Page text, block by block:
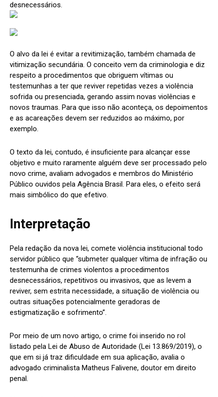
desnecessários.
O alvo da lei é evitar a revitimização, também chamada de
vitimização secundária. O conceito vem da criminologia e diz
respeito a procedimentos que obriguem vítimas ou
testemunhas a ter que reviver repetidas vezes a violência
sofrida ou presenciada, gerando assim novas violências e
novos traumas. Para que isso não aconteça, os depoimentos
e as acareações devem ser reduzidos ao máximo, por
exemplo.
O texto da lei, contudo, é insuficiente para alcançar esse
objetivo e muito raramente alguém deve ser processado pelo
novo crime, avaliam advogados e membros do Ministério
Público ouvidos pela Agência Brasil. Para eles, o efeito será
mais simbólico do que efetivo.
Interpretação
Pela redação da nova lei, comete violência institucional todo
servidor público que “submeter qualquer vítima de infração ou
testemunha de crimes violentos a procedimentos
desnecessários, repetitivos ou invasivos, que as levem a
reviver, sem estrita necessidade, a situação de violência ou
outras situações potencialmente geradoras de
estigmatização e sofrimento”.
Por meio de um novo artigo, o crime foi inserido no rol
listado pela Lei de Abuso de Autoridade (Lei 13.869/2019), o
que em si já traz dificuldade em sua aplicação, avalia o
advogado criminalista Matheus Falivene, doutor em direito
penal.